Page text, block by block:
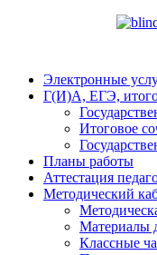
Электронные
Г(И)А, ЕГЭ,
Итоговое
Планы работы
Аттестация
Методический
Материалы
Классные